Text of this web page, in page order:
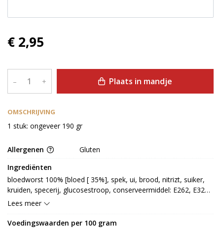
OMSCHRIJVING
1 stuk: ongeveer 190 gr
€ 2,95
– + Plaats in mandje
Allergenen
Gluten
Ingrediënten
bloedworst 100% [bloed [ 35%], spek, ui, brood, nitrizt, suiker,
kruiden, specerij, glucosestroop, conserveermiddel: E262, E327,
smaakversterker: E621, antioxidant: E301, E331] (GLUTEN,
Lees meer
Voedingswaarden per 100 gram